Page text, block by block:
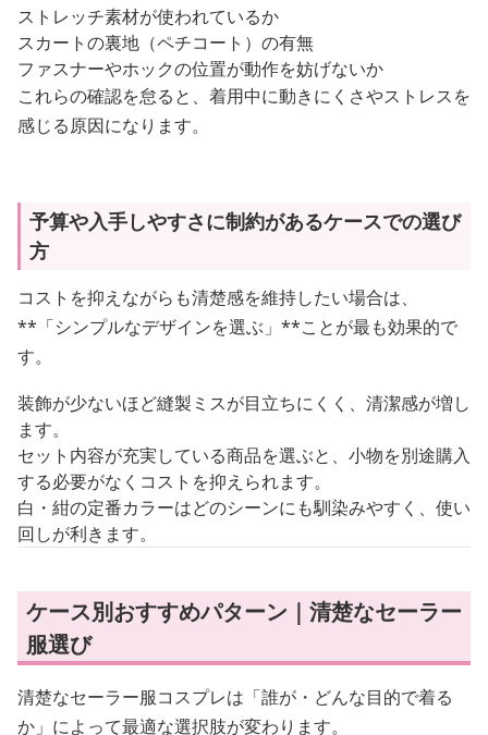
ストレッチ素材が使われているか
スカートの裏地（ペチコート）の有無
ファスナーやホックの位置が動作を妨げないか
これらの確認を怠ると、着用中に動きにくさやストレスを
感じる原因になります。
予算や入手しやすさに制約があるケースでの選び
方
コストを抑えながらも清楚感を維持したい場合は、
**「シンプルなデザインを選ぶ」**ことが最も効果的で
す。
装飾が少ないほど縫製ミスが目立ちにくく、清潔感が増し
ます。
セット内容が充実している商品を選ぶと、小物を別途購入
する必要がなくコストを抑えられます。
白・紺の定番カラーはどのシーンにも馴染みやすく、使い
回しが利きます。
ケース別おすすめパターン｜清楚なセーラー
服選び
清楚なセーラー服コスプレは「誰が・どんな目的で着る
か」によって最適な選択肢が変わります。